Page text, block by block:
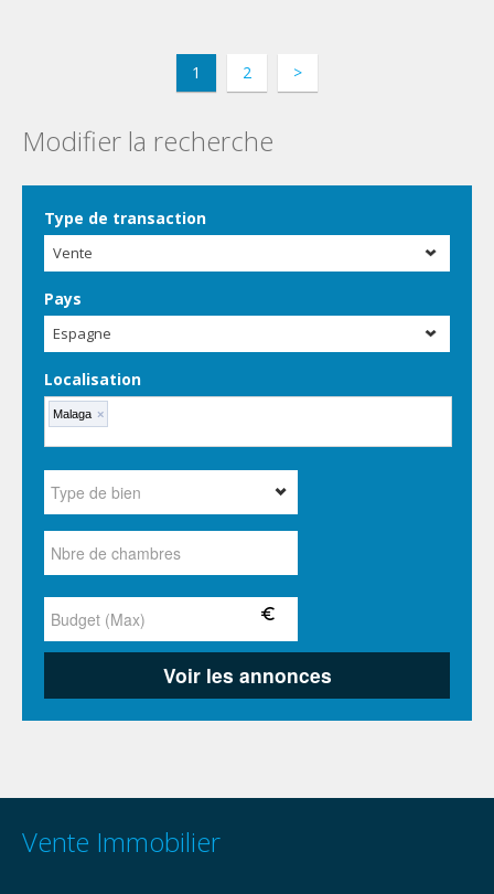
1 2 >
Modifier la recherche
Type de transaction
Vente
Pays
Espagne
Localisation
Malaga ×
Vente Immobilier